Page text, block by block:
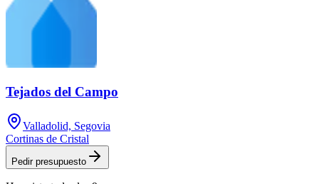
Tejados del Campo
Valladolid, Segovia
Cortinas de Cristal
Pedir presupuesto